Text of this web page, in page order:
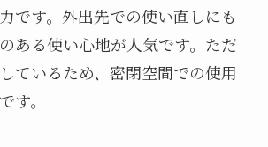
です。外出先での使い直しにも
ある使い心地が人気です。ただ
ているため、密閉空間での使用
す。